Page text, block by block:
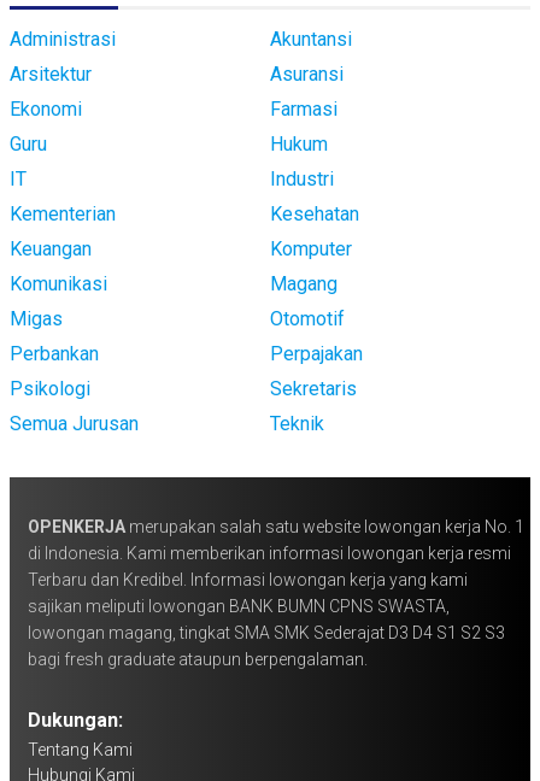
Administrasi
Akuntansi
Arsitektur
Asuransi
Ekonomi
Farmasi
Guru
Hukum
IT
Industri
Kementerian
Kesehatan
Keuangan
Komputer
Komunikasi
Magang
Migas
Otomotif
Perbankan
Perpajakan
Psikologi
Sekretaris
Semua Jurusan
Teknik
OPENKERJA merupakan salah satu website lowongan kerja No. 1
di Indonesia. Kami memberikan informasi lowongan kerja resmi
Terbaru dan Kredibel. Informasi lowongan kerja yang kami
sajikan meliputi lowongan BANK BUMN CPNS SWASTA,
lowongan magang, tingkat SMA SMK Sederajat D3 D4 S1 S2 S3
bagi fresh graduate ataupun berpengalaman.
Dukungan:
Tentang Kami
Hubungi Kami